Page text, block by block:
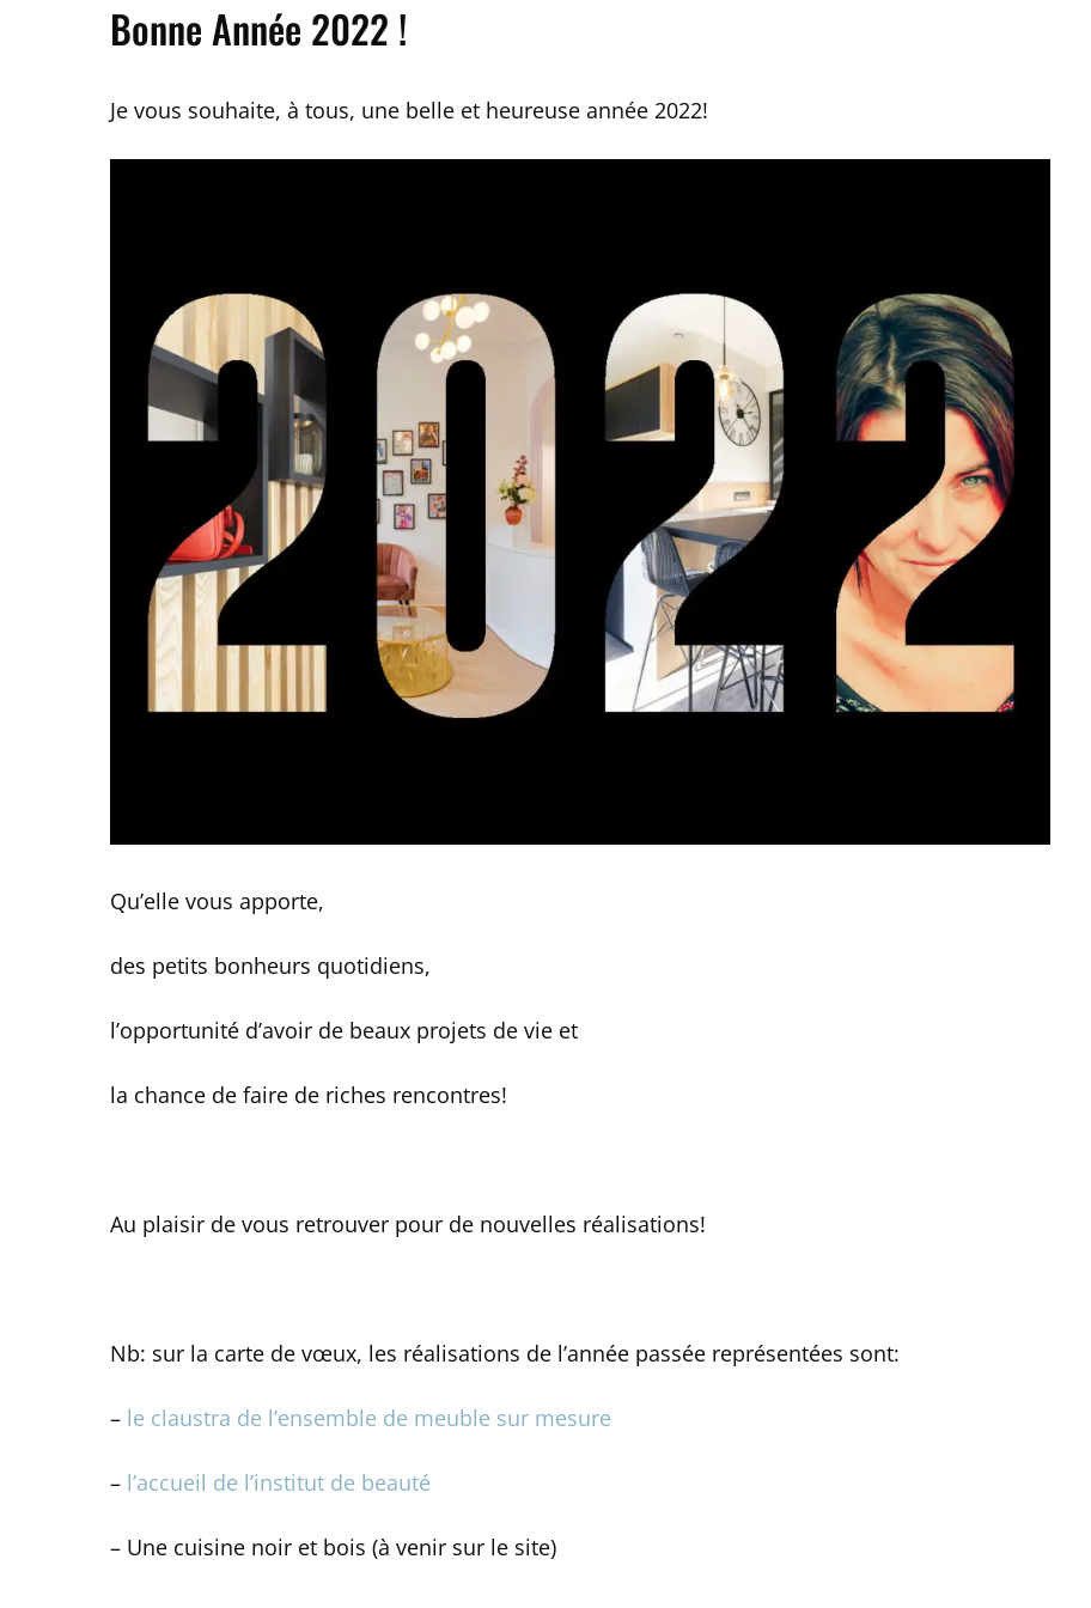
Bonne Année 2022 !
Je vous souhaite, à tous, une belle et heureuse année 2022!
Qu’elle vous apporte,
des petits bonheurs quotidiens,
l’opportunité d’avoir de beaux projets de vie et
la chance de faire de riches rencontres!
Au plaisir de vous retrouver pour de nouvelles réalisations!
Nb: sur la carte de vœux, les réalisations de l’année passée représentées sont:
– le claustra de l’ensemble de meuble sur mesure
– l’accueil de l’institut de beauté
– Une cuisine noir et bois (à venir sur le site)